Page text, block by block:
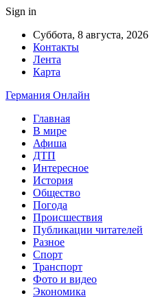
Sign in
Суббота, 8 августа, 2026
Контакты
Лента
Карта
Германия Онлайн
Главная
В мире
Афиша
ДТП
Интересное
История
Общество
Погода
Происшествия
Публикации читателей
Разное
Спорт
Транспорт
Фото и видео
Экономика